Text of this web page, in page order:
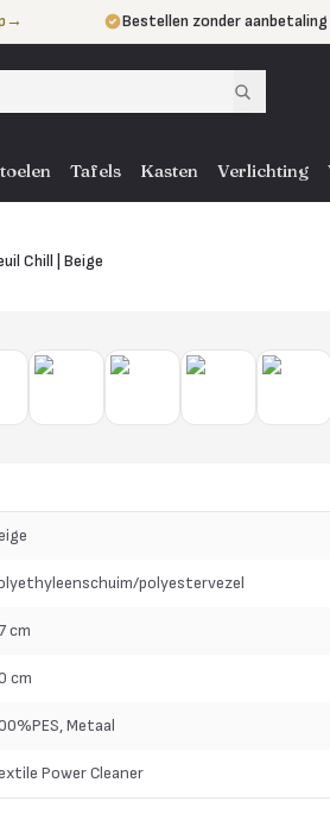
→ Bestellen zonder aanbetaling
Eigen bezorgdienst door
Tafels Kasten Verlichting
Chill | Beige
polyestervezel
cm
cm
Metaal
Power Cleaner